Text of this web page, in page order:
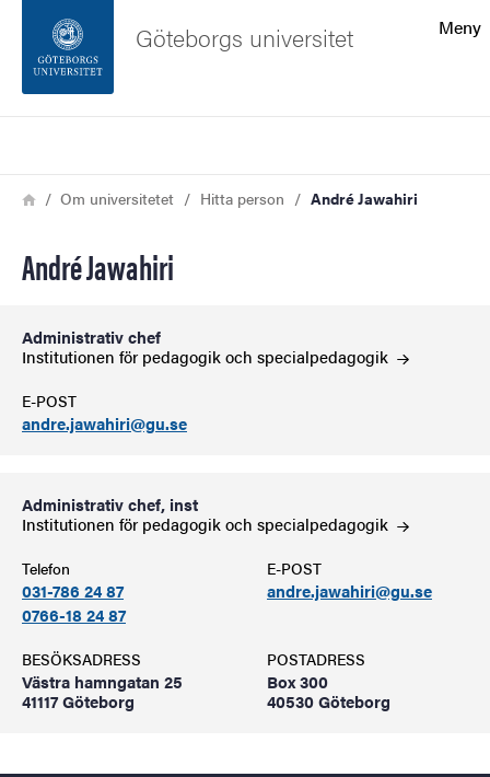
Sidfoten
Meny
Göteborgs universitet
Länkstig
HemOm universitetet Hitta person André Jawahiri
André Jawahiri
Administrativ chef
Institutionen för pedagogik och specialpedagogik
E-POST
andre.jawahiri@gu.se
Administrativ chef, inst
Institutionen för pedagogik och specialpedagogik
Telefon
031-786 24 87
0766-18 24 87
E-POST
andre.jawahiri@gu.se
BESÖKSADRESS
Västra hamngatan 25
41117 Göteborg
POSTADRESS
Box 300
40530 Göteborg